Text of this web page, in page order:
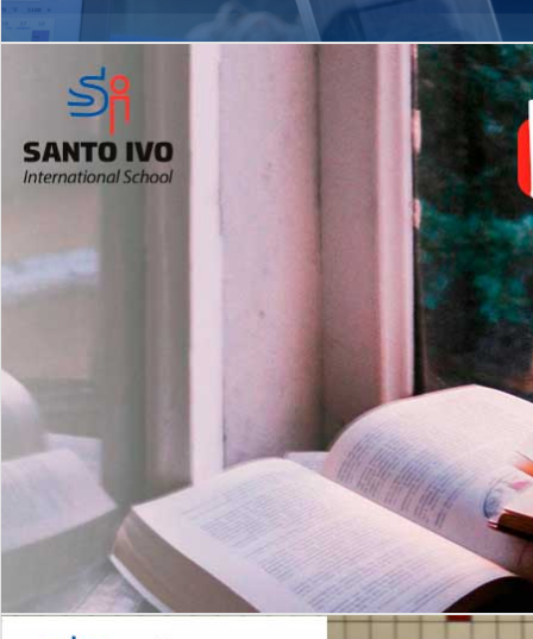
Matrículas Abertas 2026
Leituras Literárias
2º AO 5º ANO FUNDAMENTAL
es
Com imersão Bilingue - Anos
Finais
6º AO 9º ANO FUNDAMENTAL
Inglês: Turmas Reduzidas
(Proficiência)